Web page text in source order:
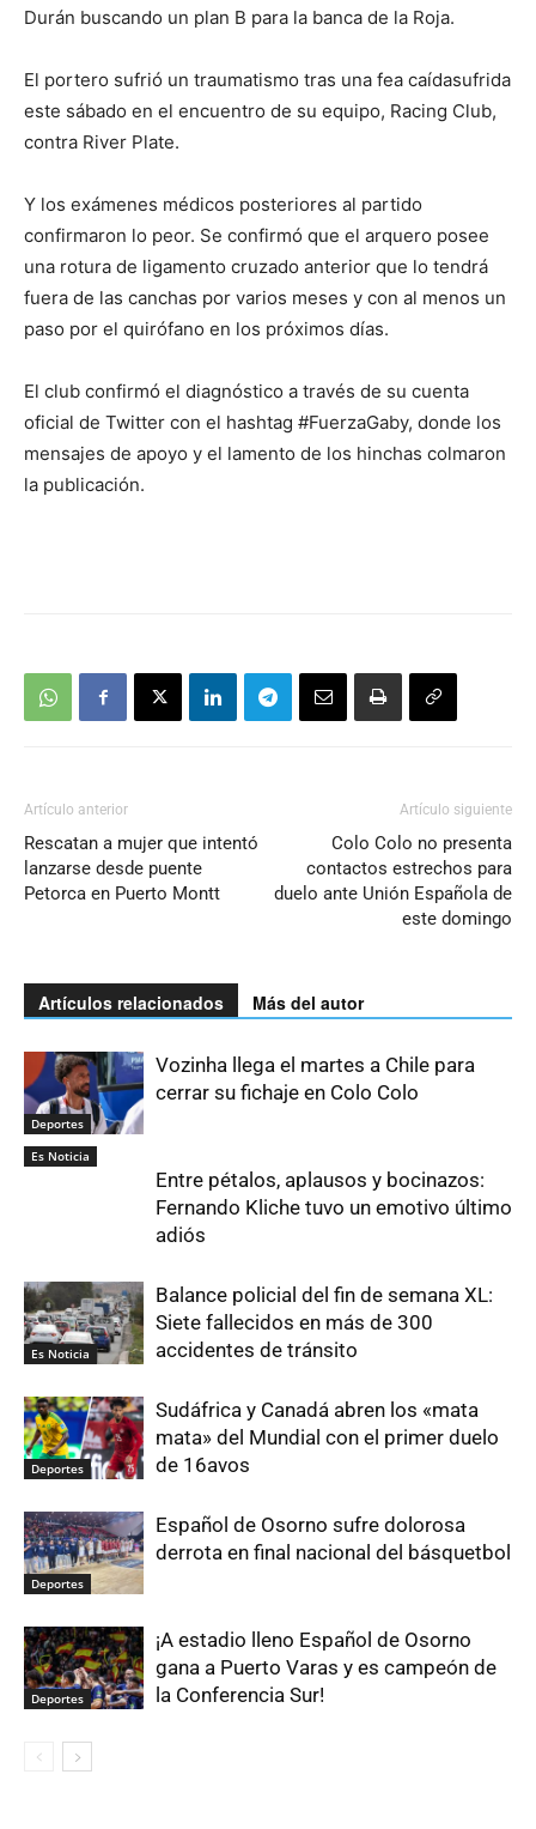
Durán buscando un plan B para la banca de la Roja.
El portero sufrió un traumatismo tras una fea caídasufrida
este sábado en el encuentro de su equipo, Racing Club,
contra River Plate.
Y los exámenes médicos posteriores al partido
confirmaron lo peor. Se confirmó que el arquero posee
una rotura de ligamento cruzado anterior que lo tendrá
fuera de las canchas por varios meses y con al menos un
paso por el quirófano en los próximos días.
El club confirmó el diagnóstico a través de su cuenta
oficial de Twitter con el hashtag #FuerzaGaby, donde los
mensajes de apoyo y el lamento de los hinchas colmaron
la publicación.
Artículo anterior
Rescatan a mujer que intentó
lanzarse desde puente
Petorca en Puerto Montt
Artículo siguiente
Colo Colo no presenta
contactos estrechos para
duelo ante Unión Española de
este domingo
Artículos relacionados Más del autor
Deportes
Vozinha llega el martes a Chile para
cerrar su fichaje en Colo Colo
Es Noticia
Entre pétalos, aplausos y bocinazos:
Fernando Kliche tuvo un emotivo último
adiós
Es Noticia
Balance policial del fin de semana XL:
Siete fallecidos en más de 300
accidentes de tránsito
Deportes
Sudáfrica y Canadá abren los «mata
mata» del Mundial con el primer duelo
de 16avos
Deportes
Español de Osorno sufre dolorosa
derrota en final nacional del básquetbol
Deportes
¡A estadio lleno Español de Osorno
gana a Puerto Varas y es campeón de
la Conferencia Sur!